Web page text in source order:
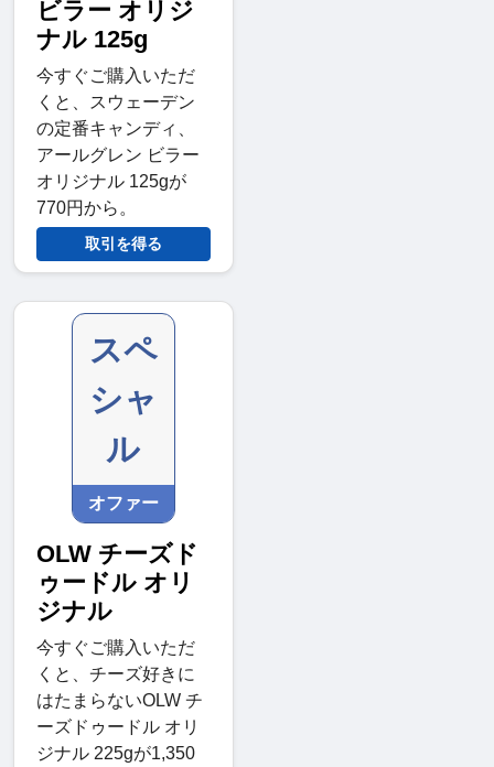
ビラー オリジ
ナル 125g
今すぐご購入いただ
くと、スウェーデン
の定番キャンディ、
アールグレン ビラー
オリジナル 125gが
770円から。
取引を得る
スペ
シャ
ル
オファー
OLW チーズド
ゥードル オリ
ジナル
今すぐご購入いただ
くと、チーズ好きに
はたまらないOLW チ
ーズドゥードル オリ
ジナル 225gが1,350